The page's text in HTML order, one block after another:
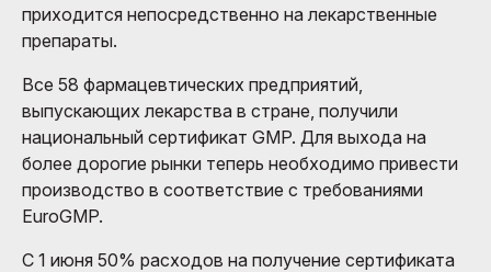
приходится непосредственно на лекарственные
препараты.
Все 58 фармацевтических предприятий,
выпускающих лекарства в стране, получили
национальный сертификат GMP. Для выхода на
более дорогие рынки теперь необходимо привести
производство в соответствие с требованиями
EuroGMP.
С 1 июня 50% расходов на получение сертификата